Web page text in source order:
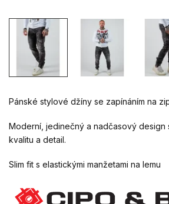
Pánské stylové džíny se zapínáním na
Moderní, jedinečný a nadčasový design
kvalitu a detail.
Slim fit s elastickými manžetami na lemu